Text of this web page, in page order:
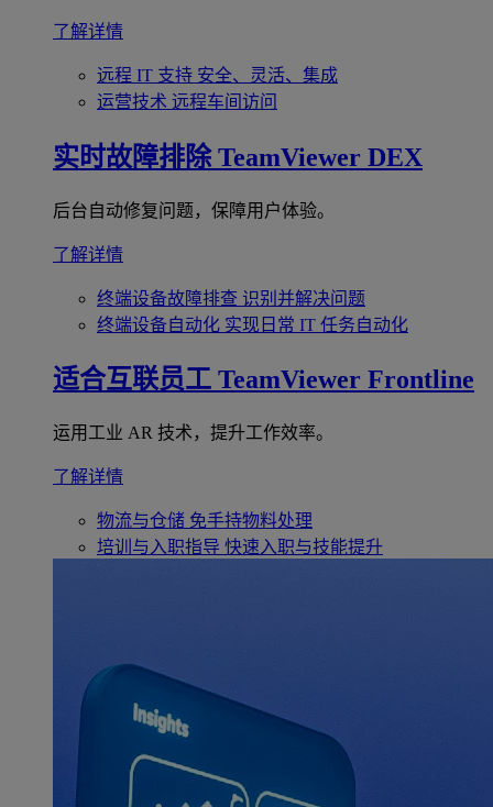
了解详情
远程 IT 支持 安全、灵活、集成
运营技术 远程车间访问
实时故障排除 TeamViewer DEX
后台自动修复问题，保障用户体验。
了解详情
终端设备故障排查 识别并解决问题
终端设备自动化 实现日常 IT 任务自动化
适合互联员工 TeamViewer Frontline
运用工业 AR 技术，提升工作效率。
了解详情
物流与仓储 免手持物料处理
培训与入职指导 快速入职与技能提升